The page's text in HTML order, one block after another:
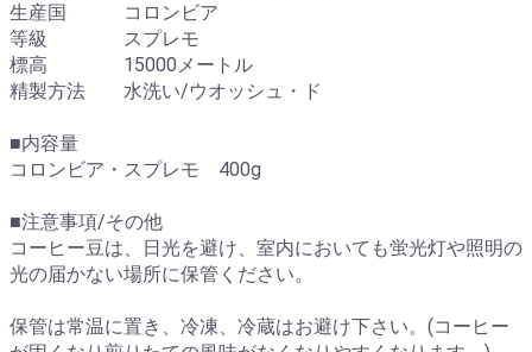
生産国 コロンビア
等級 スプレモ
標高 15000メートル
精製方法 水洗い/ウオッシュ・ド
■内容量
コロンビア・スプレモ 400g
■注意事項/その他
コーヒー豆は、日光を避け、室内においても蛍光灯や照明の
光の届かない場所に保管ください。
保管は常温に置き、冷凍、冷蔵はお避け下さい。(コーヒー